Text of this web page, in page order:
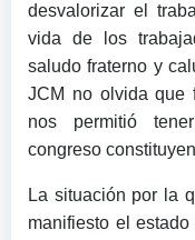
desvalorizar el
vida de los
saludo fraterno y
JCM no olvida que
nos permitió
congreso
La situación por la
manifiesto el